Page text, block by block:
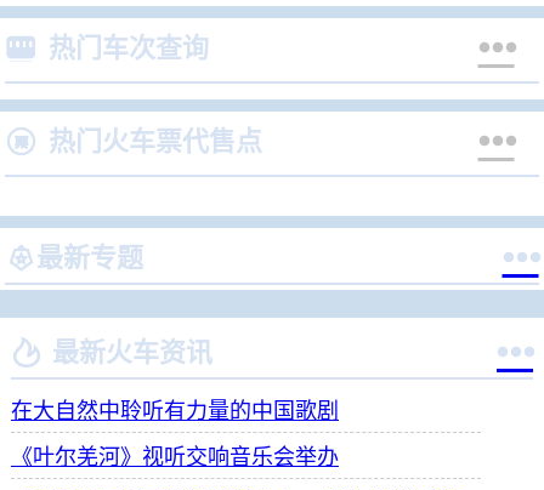
 热门车次查询 
 热门火车票代售点 
最新专题 
 最新火车资讯 
在大自然中聆听有力量的中国歌剧
《叶尔羌河》视听交响音乐会举办